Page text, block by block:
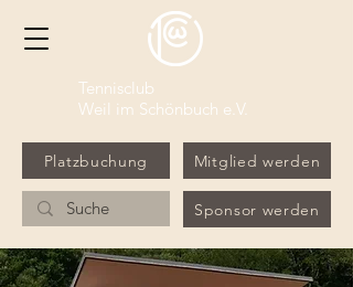
Tennisclub
Weil im Schönbuch e.V.
Platzbuchung Mitglied werden
Sponsor werden